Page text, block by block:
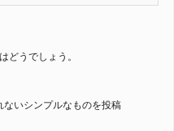
どうでしょう。
いシンプルなものを投稿